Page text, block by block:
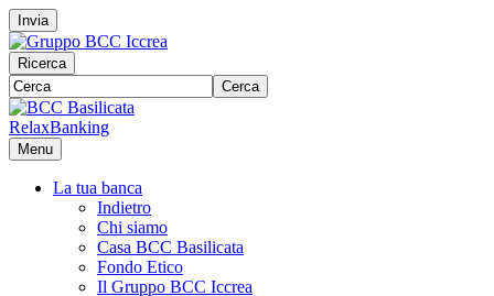
Invia
Ricerca
Cerca
RelaxBanking
Menu
La tua banca
Indietro
Chi siamo
Casa BCC Basilicata
Fondo Etico
Il Gruppo BCC Iccrea